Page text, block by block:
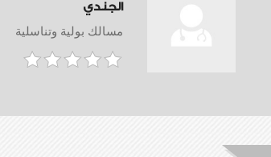
الجندي
مسالك بولية وتناسلية